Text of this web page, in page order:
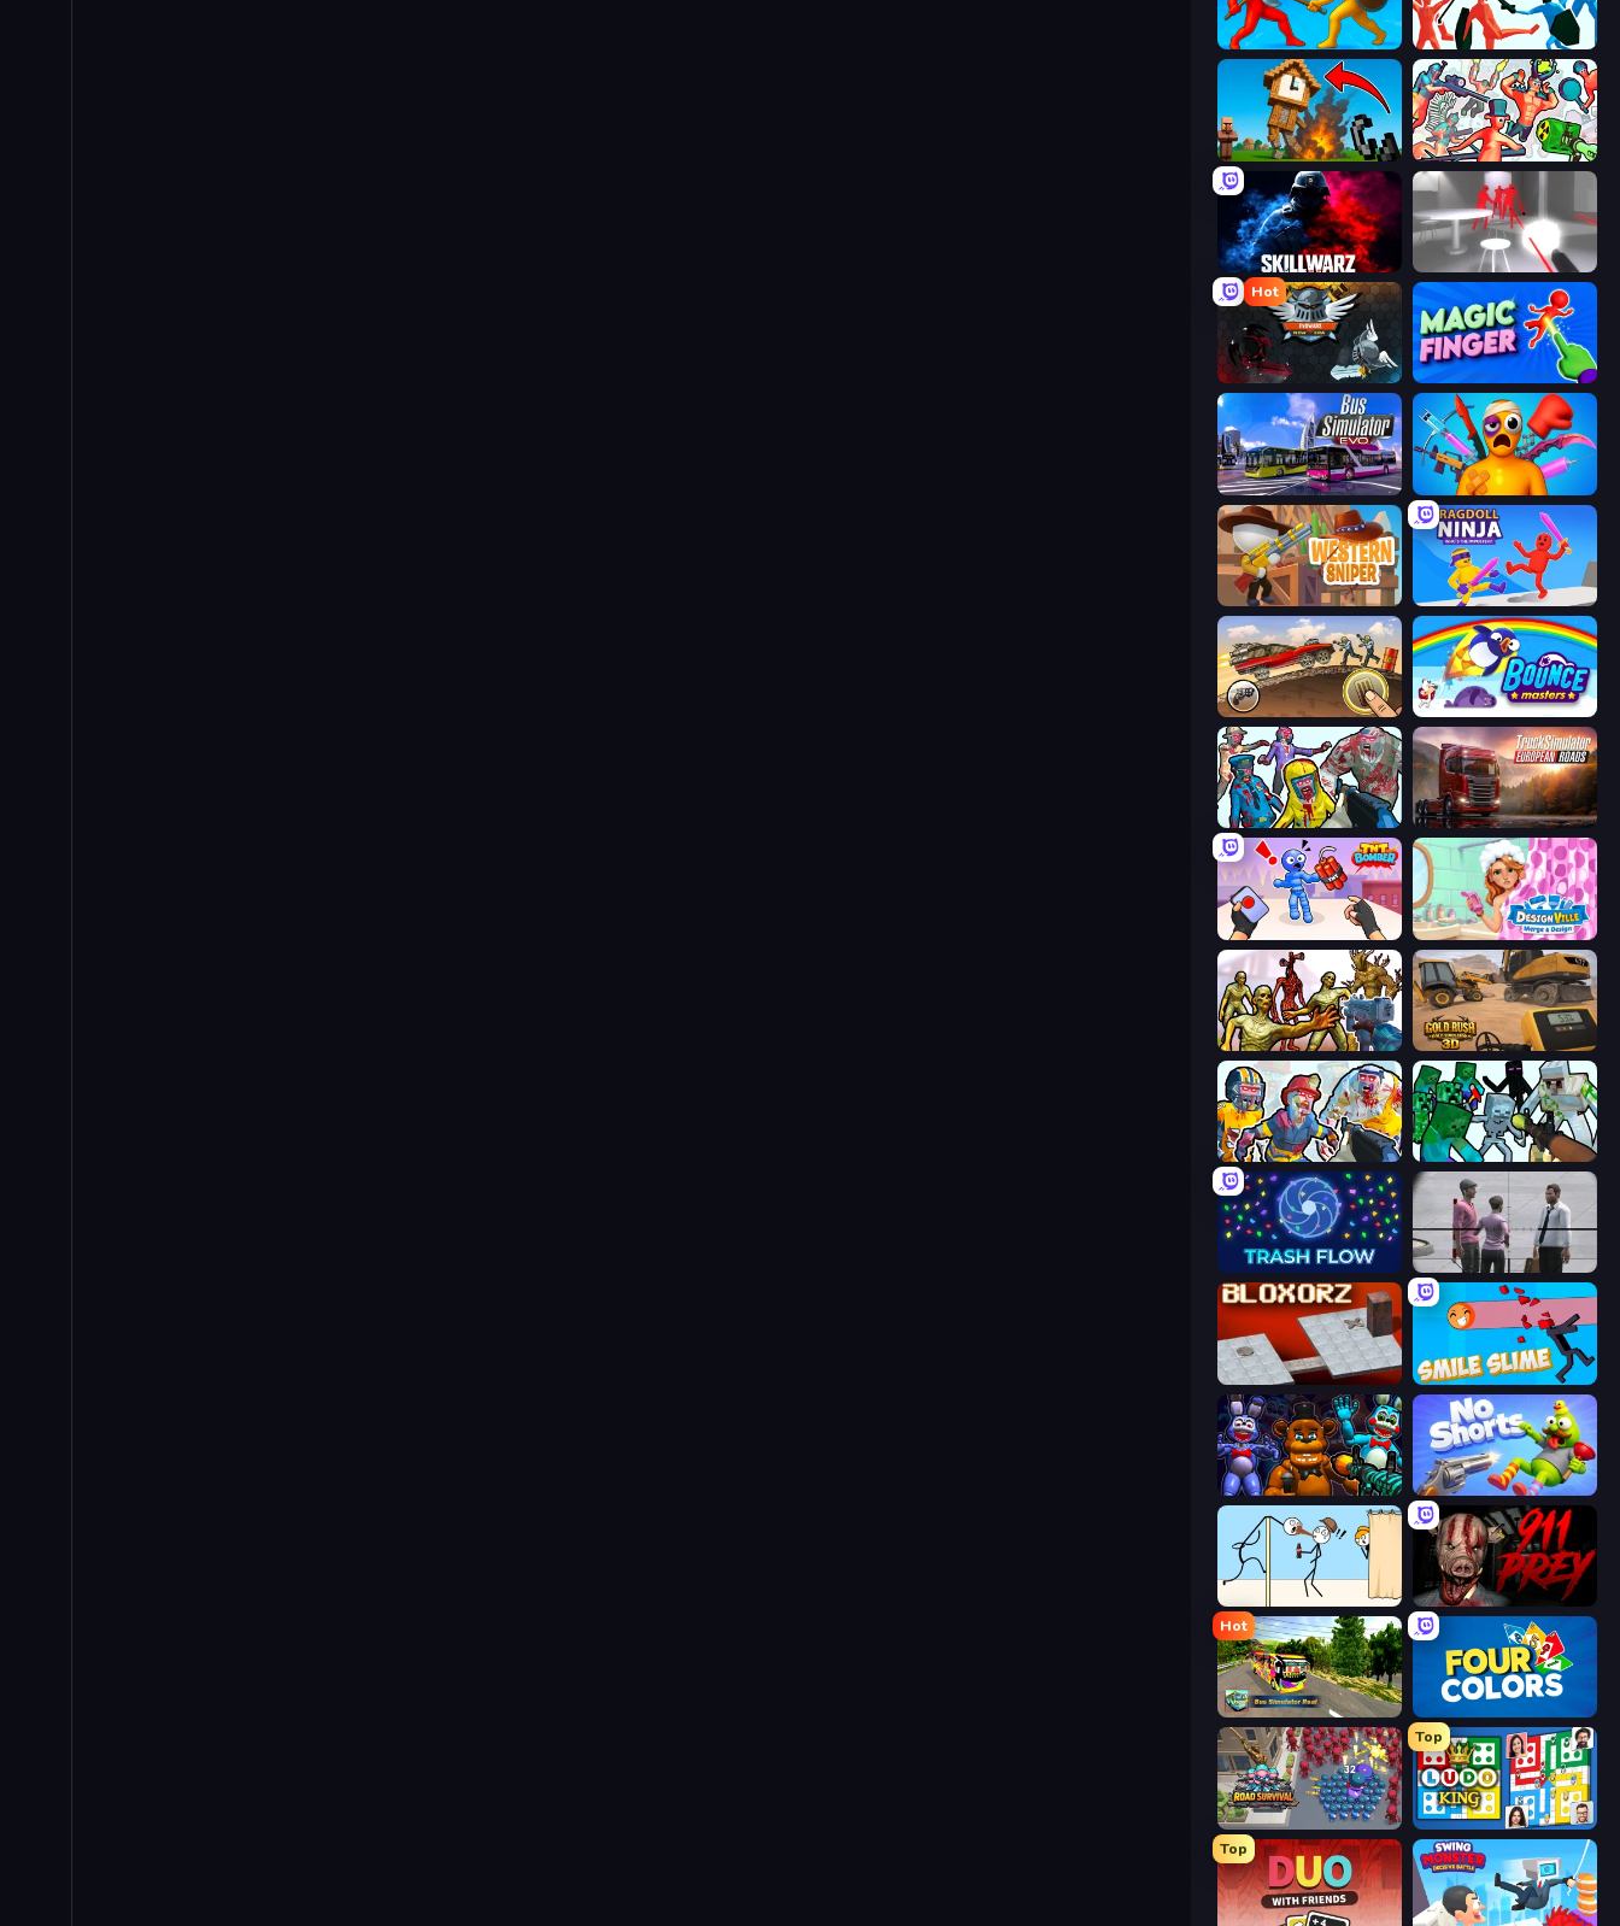
Epic Sword Battle! Fight in Arena Funny Battle Simulator
Noob Fuse Funny Shooter 2
SkillWarz SuperHot
Hot
EvoWars.io Magic Finger 3D
Bus Simulator: EVO Fun Ragdoll Challenge!
Western Sniper Ragdoll Ninja: Imposter Hero
Earn to Die: Zombie Ride Bouncemasters
Zombies Shooter Truck Simulator: European Roads
TNT Bomber Designville: Merge & Design
Monster Shooter Apocalypse Gold Rush: Gold Simulator 3D
Zombies Shooter: Part 2
Trash Flow
Bloxorz Smile Slime
FNaF Shooter No Shorts
Gomu Goman 911: Prey
Hot
Bus Simulator Real
Road Survival
Top
Ludo King
Top